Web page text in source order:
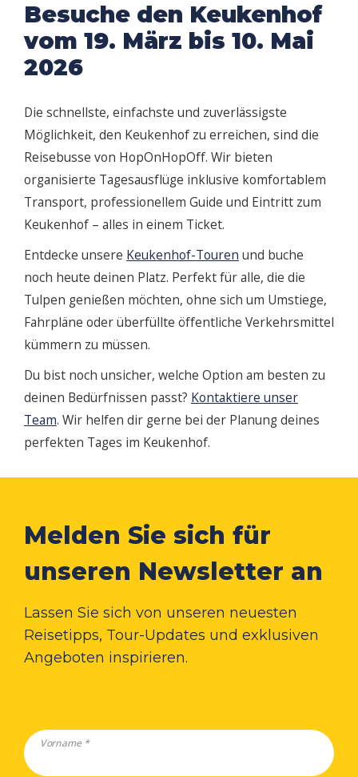
Besuche den Keukenhof
vom 19. März bis 10. Mai
2026
Die schnellste, einfachste und zuverlässigste
Möglichkeit, den Keukenhof zu erreichen, sind die
Reisebusse von HopOnHopOff. Wir bieten
organisierte Tagesausflüge inklusive komfortablem
Transport, professionellem Guide und Eintritt zum
Keukenhof – alles in einem Ticket.
Entdecke unsere Keukenhof-Touren und buche
noch heute deinen Platz. Perfekt für alle, die die
Tulpen genießen möchten, ohne sich um Umstiege,
Fahrpläne oder überfüllte öffentliche Verkehrsmittel
kümmern zu müssen.
Du bist noch unsicher, welche Option am besten zu
deinen Bedürfnissen passt? Kontaktiere unser
Team. Wir helfen dir gerne bei der Planung deines
perfekten Tages im Keukenhof.
Melden Sie sich für
unseren Newsletter an
Lassen Sie sich von unseren neuesten
Reisetipps, Tour-Updates und exklusiven
Angeboten inspirieren.
Vorname *